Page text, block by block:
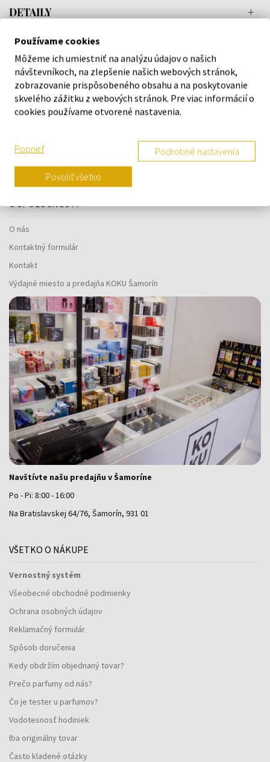
DETAILY
O ZNAČKE
Náš výber na mieru presne pre
O SPOLOČNOSTI
O nás
Kontaktný formulár
Kontakt
Výdajné miesto a predajňa KOKU Šamorín
Navštívte našu predajňu v Šamoríne
Po - Pi: 8:00 - 16:00
Na Bratislavskej 64/76, Šamorín, 931 01
VŠETKO O NÁKUPE
Vernostný systém
Všeobecné obchodné podmienky
Ochrana osobných údajov
Reklamačný formulár
Spôsob doručenia
Kedy obdržím objednaný tovar?
Prečo parfumy od nás?
Čo je tester u parfumov?
Vodotesnosť hodiniek
Iba originálny tovar
Často kladené otázky
Používame cookies
Môžeme ich umiestniť na analýzu údajov o našich
návštevníkoch, na zlepšenie našich webových stránok,
zobrazovanie prispôsobeného obsahu a na poskytovanie
skvelého zážitku z webových stránok. Pre viac informácií o
cookies používame otvorené nastavenia.
Poprieť Podrobné nastavenia
Povoliť všetko